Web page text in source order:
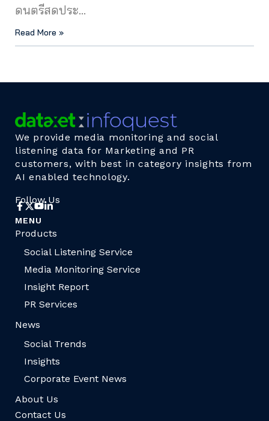
ดนตรีสดประ…
Read More »
We provide media monitoring and social
listening data for Marketing and PR
customers, with best in category insights from
AI enabled technology.
Follow Us
MENU
Products
Social Listening Service
Media Monitoring Service
Insight Report
PR Services
News
Social Trends
Insights
Corporate Event News
About Us
Contact Us